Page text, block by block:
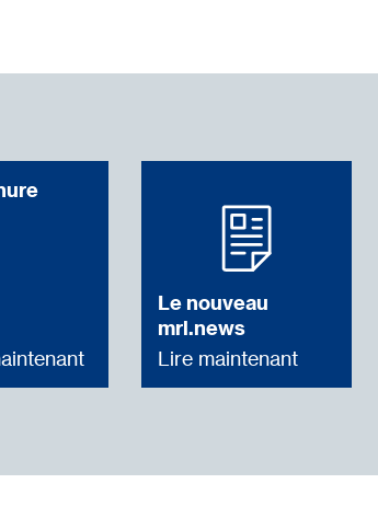
Le nouveau
mrl.news
Lire maintenant